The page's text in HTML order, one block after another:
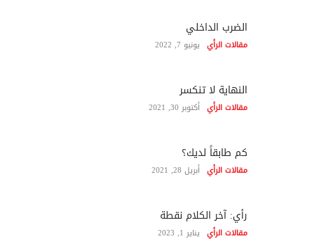
الضرب الداخلي
مقالات الرأي يونيو 7, 2022
النهاية لا تنكسر
مقالات الرأي أكتوبر 30, 2021
كم طابقاً لديك؟
مقالات الرأي أبريل 28, 2021
رأي: آخر الكلام نقطة
مقالات الرأي يناير 1, 2023